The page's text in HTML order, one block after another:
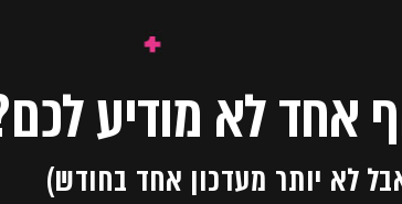
אחד לא מודיע
לא יותר מעדכון אחד בחודש)